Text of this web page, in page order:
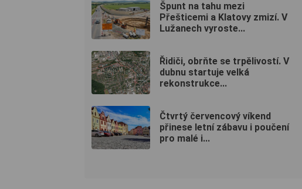
Špunt na tahu mezi
Přešticemi a Klatovy zmizí. V
Lužanech vyroste...
Řidiči, obrňte se trpělivostí. V
dubnu startuje velká
rekonstrukce...
Čtvrtý červencový víkend
přinese letní zábavu i poučení
pro malé i...